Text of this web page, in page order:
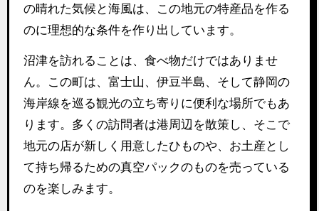
の晴れた気候と海風は、この地元の特産品を作る
のに理想的な条件を作り出しています。
沼津を訪れることは、食べ物だけではありませ
ん。この町は、富士山、伊豆半島、そして静岡の
海岸線を巡る観光の立ち寄りに便利な場所でもあ
ります。多くの訪問者は港周辺を散策し、そこで
地元の店が新しく用意したひものや、お土産とし
て持ち帰るための真空パックのものを売っている
のを楽しみます。